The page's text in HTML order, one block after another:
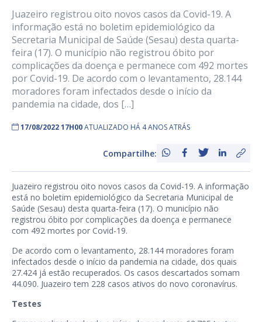
Juazeiro registrou oito novos casos da Covid-19. A
informação está no boletim epidemiológico da
Secretaria Municipal de Saúde (Sesau) desta quarta-
feira (17). O município não registrou óbito por
complicações da doença e permanece com 492 mortes
por Covid-19. De acordo com o levantamento, 28.144
moradores foram infectados desde o início da
pandemia na cidade, dos […]
17/08/2022 17H00ATUALIZADO HÁ 4 ANOS ATRÁS
Compartilhe:
Juazeiro registrou oito novos casos da Covid-19. A informação
está no boletim epidemiológico da Secretaria Municipal de
Saúde (Sesau) desta quarta-feira (17). O município não
registrou óbito por complicações da doença e permanece
com 492 mortes por Covid-19.
De acordo com o levantamento, 28.144 moradores foram
infectados desde o início da pandemia na cidade, dos quais
27.424 já estão recuperados. Os casos descartados somam
44.090. Juazeiro tem 228 casos ativos do novo coronavírus.
Testes